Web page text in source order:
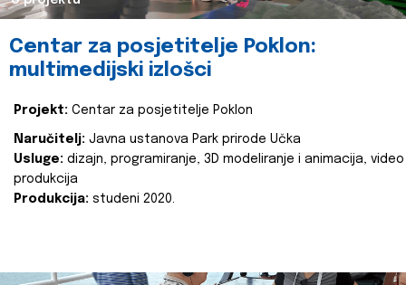
Centar za posjetitelje Poklon:
multimedijski izlošci
Projekt: Centar za posjetitelje Poklon
Naručitelj: Javna ustanova Park prirode Učka
Usluge: dizajn, programiranje, 3D modeliranje i animacija, video
produkcija
Produkcija: studeni 2020.